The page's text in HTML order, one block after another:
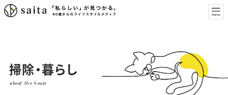
掃除・暮らし
about the house